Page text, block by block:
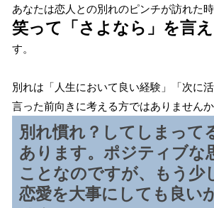
あなたは恋人との別れのピンチが訪れた時
笑って「さよなら」を言
す。
別れは「人生において良い経験」「次に
言った前向きに考える方ではありませんか
別れ慣れ？してしまって
あります。ポジティブな
ことなのですが、もう少
恋愛を大事にしても良い